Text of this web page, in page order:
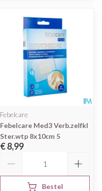
Febelcare
Febelcare Med3 Verb.zelfkl
Ster.wtp 8x10cm 5
€ 8,99
Bestel